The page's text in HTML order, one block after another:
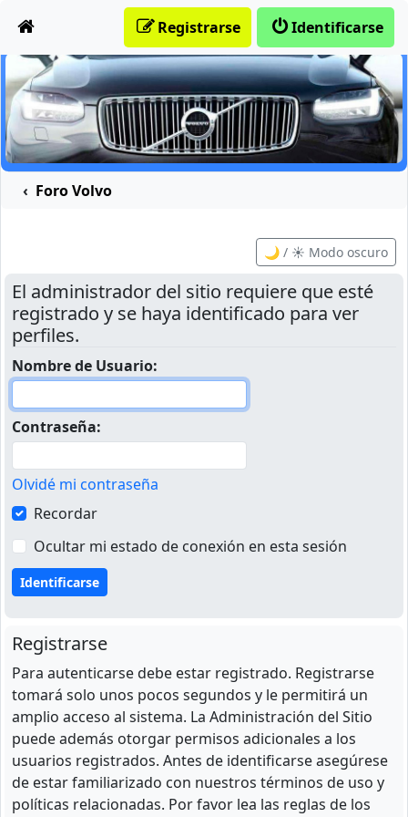
Identificarse
Registrarse
Foro Volvo
🌙 / ☀️ Modo oscuro
El administrador del sitio requiere que esté
registrado y se haya identificado para ver
perfiles.
Nombre de Usuario:
Contraseña:
Olvidé mi contraseña
Recordar
Ocultar mi estado de conexión en esta sesión
Registrarse
Para autenticarse debe estar registrado. Registrarse
tomará solo unos pocos segundos y le permitirá un
amplio acceso al sistema. La Administración del Sitio
puede además otorgar permisos adicionales a los
usuarios registrados. Antes de identificarse asegúrese
de estar familiarizado con nuestros términos de uso y
políticas relacionadas. Por favor lea las reglas de los